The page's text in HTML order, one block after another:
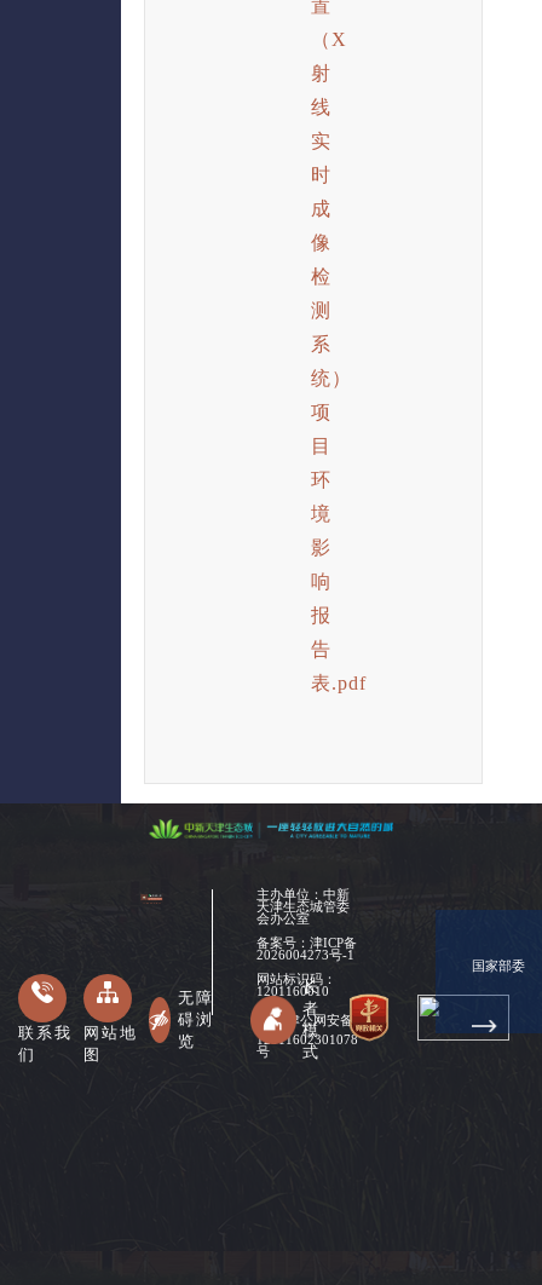
置
（X
射
线
实
时
成
像
检
测
系
统）
项
目
环
境
影
响
报
告
表.pdf
主办单位：中新
天津生态城管委
会办公室
备案号： 津ICP备
2026004273号-1
网站标识码：
1201160010
津公网安备
12011602301078
号
联系我
们
网站地
图
无障
碍浏
览
长
者
模
式
国家部委